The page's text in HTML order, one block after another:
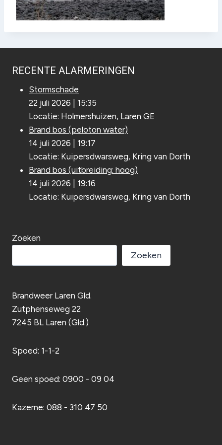
RECENTE ALARMERINGEN
Stormschade
22 juli 2026
15:35
Locatie: Holmershuizen, Laren GE
Brand bos (peloton water)
14 juli 2026
19:17
Locatie: Kuipersdwarsweg, Kring van Dorth
Brand bos (uitbreiding: hoog)
14 juli 2026
19:16
Locatie: Kuipersdwarsweg, Kring van Dorth
Zoeken
Zoeken
Brandweer Laren Gld.
Zutphenseweg 22
7245 BL Laren (Gld.)
Spoed: 1-1-2
Geen spoed: 0900 - 09 04
Kazerne: 088 - 310 47 50